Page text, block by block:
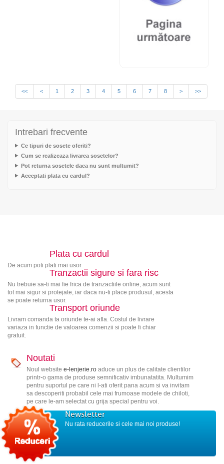
<< < 1 2 3 4 5 6 7 8 > >>
Intrebari frecvente
Ce tipuri de sosete oferiti?
Cum se realizeaza livrarea sosetelor?
Pot returna sosetele daca nu sunt multumit?
Acceptati plata cu cardul?
Plata cu cardul
De acum poti plati mai usor
Tranzactii sigure si fara risc
Nu trebuie sa-ti mai fie frica de tranzactiile online, acum sunt
tot mai sigur si protejate, iar daca nu-ti place produsul, acesta
se poate returna usor.
Transport oriunde
Livram comanda ta oriunde te-ai afla. Costul de livrare
variaza in functie de valoarea comenzii si poate fi chiar
gratuit.
Noutati
Noul website e-lenjerie.roaduce un plus de calitate clientilor
printr-o gama de produse semnificativ imbunatatita. Multumim
pentru suportul pe care ni l-ati oferit pana acum si va invitam
sa descoperiti probabil cele mai frumoase modele de chiloti,
pe care le-am selectat cu grija special pentru voi.
Newsletter
Nu rata reducerile si cele mai noi produse!